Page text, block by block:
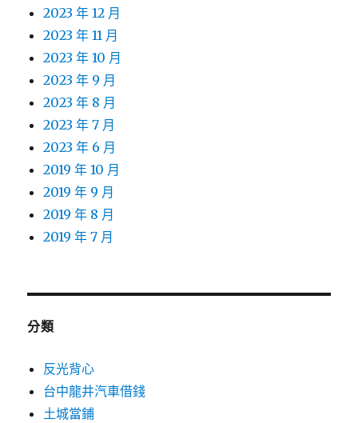
2023 年 12 月
2023 年 11 月
2023 年 10 月
2023 年 9 月
2023 年 8 月
2023 年 7 月
2023 年 6 月
2019 年 10 月
2019 年 9 月
2019 年 8 月
2019 年 7 月
分類
反光背心
台中龍井汽車借錢
土城當鋪